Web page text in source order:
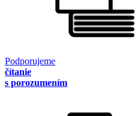
Podporujeme
čítanie
s porozumením